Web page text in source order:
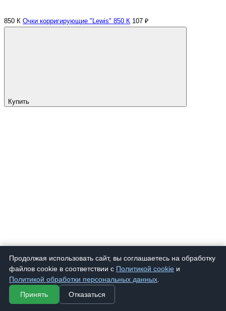
850 К Очки корригирующие "Lewis" 850 К 107 ₽
Купить
Продолжая использовать сайт, вы соглашаетесь на обработку
файлов cookie в соответствии с Политикой cookie и
Политикой обработки персональных данных
Принять
Отказаться